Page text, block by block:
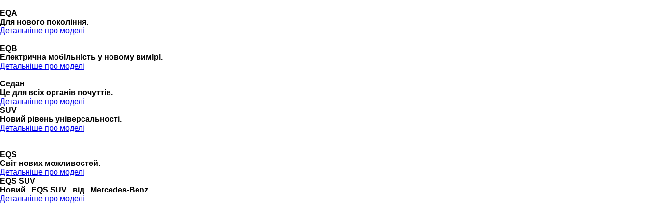
EQA
Для нового покоління.
Детальніше про моделі
EQB
Електрична мобільність у новому вимірі.
Детальніше про моделі
Седан
Це для всіх органів почуттів.
Детальніше про моделі
SUV
Новий рівень універсальності.
Детальніше про моделі
EQS
Cвіт нових можливостей.
Детальніше про моделі
EQS SUV
Новий EQS SUV від Mercedes-Benz.
Детальніше про моделі